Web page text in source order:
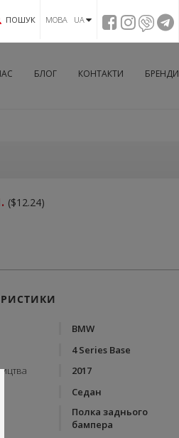
ПОШУК МОВА UA
БЛОГ КОНТАКТИ БРЕНДИ
($12.24)
BMW
4 Series Base
2017
Седан
Полка заднього
бампера